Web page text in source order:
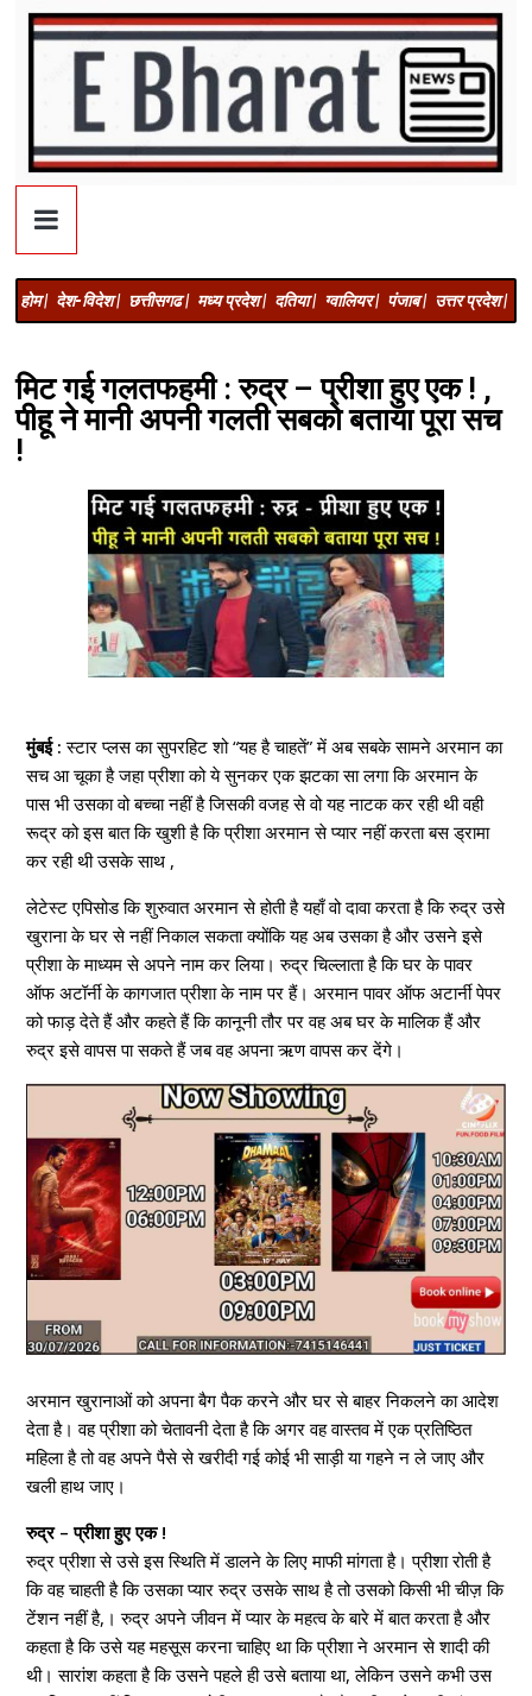
होम | देश-विदेश | छत्तीसगढ | मध्य प्रदेश | दतिया | ग्वालियर | पंजाब | उत्तर प्रदेश |
मिट गई गलतफहमी : रुद्र – प्रीशा हुए एक ! ,
पीहू ने मानी अपनी गलती सबको बताया पूरा सच
!
मुंबई : स्टार प्लस का सुपरहिट शो “यह है चाहतें” में अब सबके सामने अरमान का
सच आ चूका है जहा प्रीशा को ये सुनकर एक झटका सा लगा कि अरमान के
पास भी उसका वो बच्चा नहीं है जिसकी वजह से वो यह नाटक कर रही थी वही
रूद्र को इस बात कि खुशी है कि प्रीशा अरमान से प्यार नहीं करता बस ड्रामा
कर रही थी उसके साथ ,
लेटेस्ट एपिसोड कि शुरुवात अरमान से होती है यहाँ वो दावा करता है कि रुद्र उसे
खुराना के घर से नहीं निकाल सकता क्योंकि यह अब उसका है और उसने इसे
प्रीशा के माध्यम से अपने नाम कर लिया। रुद्र चिल्लाता है कि घर के पावर
ऑफ अटॉर्नी के कागजात प्रीशा के नाम पर हैं। अरमान पावर ऑफ अटार्नी पेपर
को फाड़ देते हैं और कहते हैं कि कानूनी तौर पर वह अब घर के मालिक हैं और
रुद्र इसे वापस पा सकते हैं जब वह अपना ऋण वापस कर देंगे।
अरमान खुरानाओं को अपना बैग पैक करने और घर से बाहर निकलने का आदेश
देता है। वह प्रीशा को चेतावनी देता है कि अगर वह वास्तव में एक प्रतिष्ठित
महिला है तो वह अपने पैसे से खरीदी गई कोई भी साड़ी या गहने न ले जाए और
खली हाथ जाए।
रुद्र – प्रीशा हुए एक !
रुद्र प्रीशा से उसे इस स्थिति में डालने के लिए माफी मांगता है। प्रीशा रोती है
कि वह चाहती है कि उसका प्यार रुद्र उसके साथ है तो उसको किसी भी चीज़ कि
टेंशन नहीं है,। रुद्र अपने जीवन में प्यार के महत्व के बारे में बात करता है और
कहता है कि उसे यह महसूस करना चाहिए था कि प्रीशा ने अरमान से शादी की
थी। सारांश कहता है कि उसने पहले ही उसे बताया था, लेकिन उसने कभी उस